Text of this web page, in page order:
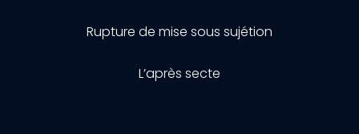
Rupture de mise sous sujétion
L’après secte